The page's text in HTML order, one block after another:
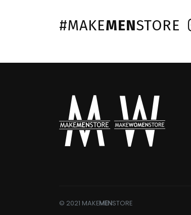
#MAKEMENSTORE
© 2021 MAKEMENSTORE